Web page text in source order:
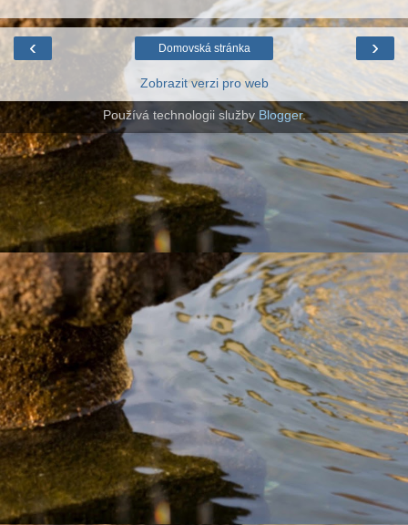
‹ ›
Domovská stránka
Zobrazit verzi pro web
Používá technologii služby Blogger.